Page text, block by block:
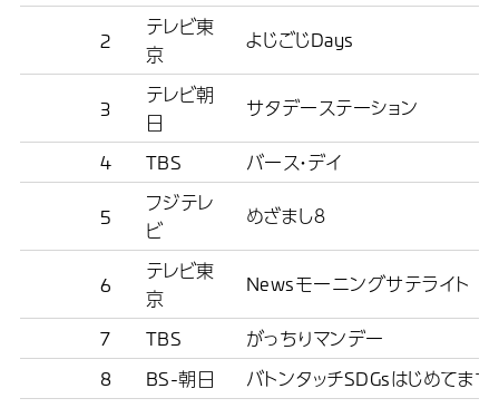
2
テレビ東
京
よじごじDays
3
テレビ朝
日
サタデーステーション
4 TBS バース・デイ
5
フジテレ
ビ
めざまし８
6
テレビ東
京
Newsモーニングサテライト
7 TBS
がっちりマンデー
8
BS-朝日 バトンタッチSDGsはじめてます